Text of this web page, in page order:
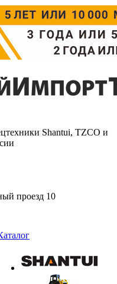
Shantui, TZCO и
проезд 10